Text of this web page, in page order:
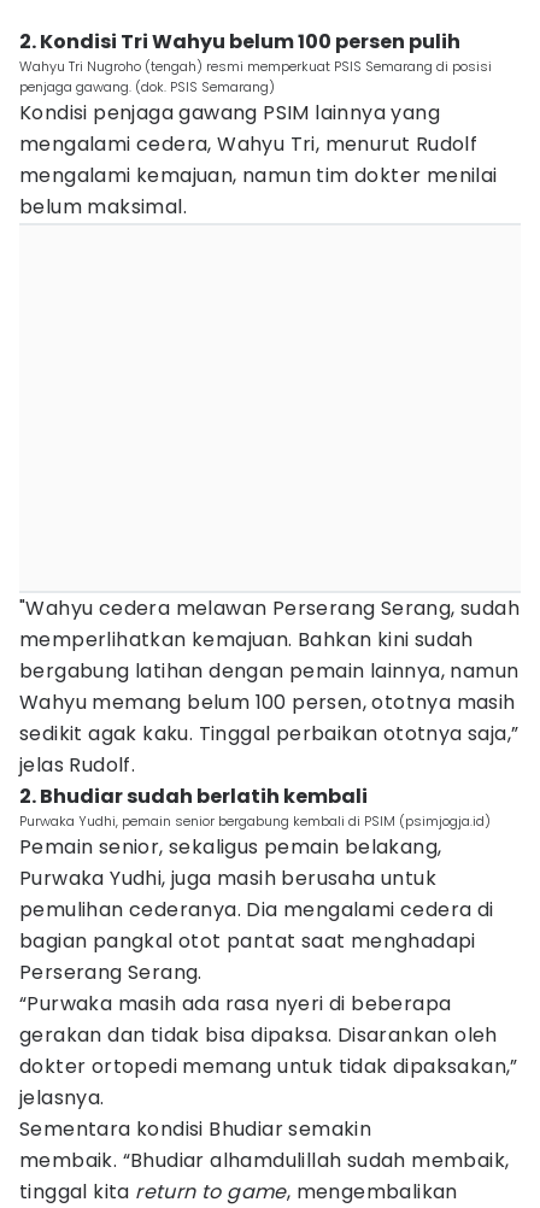
2. Kondisi Tri Wahyu belum 100 persen pulih
Wahyu Tri Nugroho (tengah) resmi memperkuat PSIS Semarang di posisi
penjaga gawang. (dok. PSIS Semarang)
Kondisi penjaga gawang PSIM lainnya yang
mengalami cedera, Wahyu Tri, menurut Rudolf
mengalami kemajuan, namun tim dokter menilai
belum maksimal.
"Wahyu cedera melawan Perserang Serang, sudah
memperlihatkan kemajuan. Bahkan kini sudah
bergabung latihan dengan pemain lainnya, namun
Wahyu memang belum 100 persen, ototnya masih
sedikit agak kaku. Tinggal perbaikan ototnya saja,”
jelas Rudolf.
2. Bhudiar sudah berlatih kembali
Purwaka Yudhi, pemain senior bergabung kembali di PSIM (psimjogja.id)
Pemain senior, sekaligus pemain belakang,
Purwaka Yudhi, juga masih berusaha untuk
pemulihan cederanya. Dia mengalami cedera di
bagian pangkal otot pantat saat menghadapi
Perserang Serang.
“Purwaka masih ada rasa nyeri di beberapa
gerakan dan tidak bisa dipaksa. Disarankan oleh
dokter ortopedi memang untuk tidak dipaksakan,”
jelasnya.
Sementara kondisi Bhudiar semakin
membaik. “Bhudiar alhamdulillah sudah membaik,
tinggal kita return to game, mengembalikan